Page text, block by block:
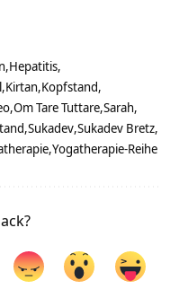
Hepatitis
Kirtan Kopfstand
Om Tare Tuttare Sarah
Sukadev Sukadev Bretz
Yogatherapie-Reihe